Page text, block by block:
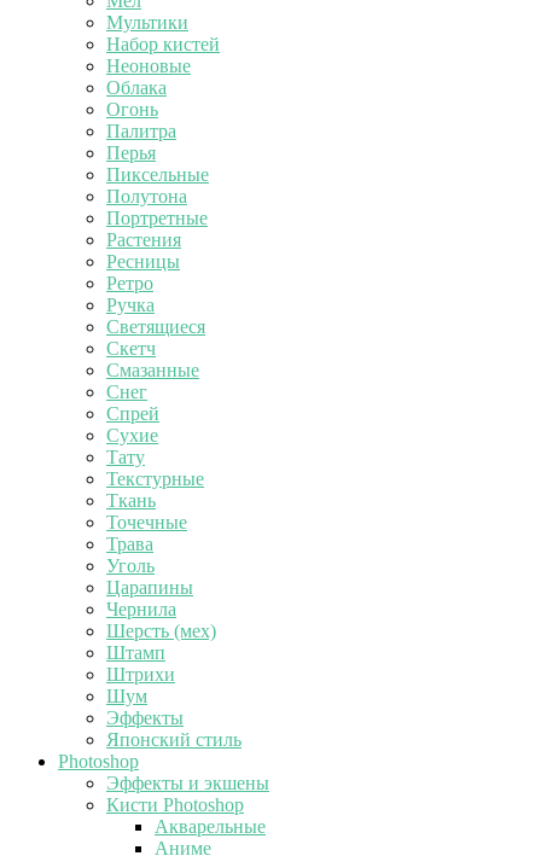
Мультики
Набор кистей
Неоновые
Облака
Огонь
Палитра
Перья
Пиксельные
Полутона
Портретные
Растения
Ресницы
Ретро
Ручка
Светящиеся
Скетч
Смазанные
Снег
Спрей
Сухие
Тату
Текстурные
Ткань
Точечные
Трава
Уголь
Царапины
Чернила
Шерсть (мех)
Штамп
Штрихи
Шум
Эффекты
Японский стиль
Photoshop
Эффекты и экшены
Кисти Photoshop
Акварельные
Аниме